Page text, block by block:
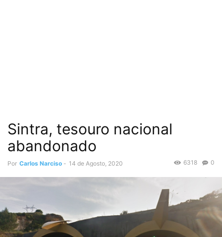
Sintra, tesouro nacional
abandonado
Por Carlos Narciso - 14 de Agosto, 2020 0
6318